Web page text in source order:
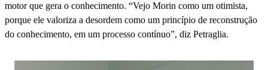
motor que gera o conhecimento. “Vejo Morin como um otimista,
porque ele valoriza a desordem como um princípio de reconstrução
do conhecimento, em um processo contínuo”, diz Petraglia.